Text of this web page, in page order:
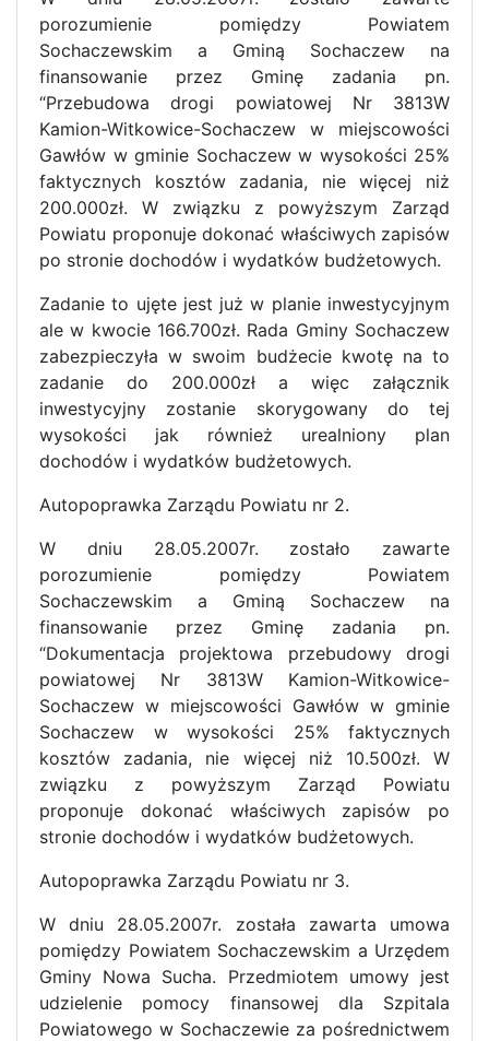
porozumienie pomiędzy Powiatem
Sochaczewskim a Gminą Sochaczew na
finansowanie przez Gminę zadania pn.
“Przebudowa drogi powiatowej Nr 3813W
Kamion-Witkowice-Sochaczew w miejscowości
Gawłów w gminie Sochaczew w wysokości 25%
faktycznych kosztów zadania, nie więcej niż
200.000zł. W związku z powyższym Zarząd
Powiatu proponuje dokonać właściwych zapisów
po stronie dochodów i wydatków budżetowych.
Zadanie to ujęte jest już w planie inwestycyjnym
ale w kwocie 166.700zł. Rada Gminy Sochaczew
zabezpieczyła w swoim budżecie kwotę na to
zadanie do 200.000zł a więc załącznik
inwestycyjny zostanie skorygowany do tej
wysokości jak również urealniony plan
dochodów i wydatków budżetowych.
Autopoprawka Zarządu Powiatu nr 2.
W dniu 28.05.2007r. zostało zawarte
porozumienie pomiędzy Powiatem
Sochaczewskim a Gminą Sochaczew na
finansowanie przez Gminę zadania pn.
“Dokumentacja projektowa przebudowy drogi
powiatowej Nr 3813W Kamion-Witkowice-
Sochaczew w miejscowości Gawłów w gminie
Sochaczew w wysokości 25% faktycznych
kosztów zadania, nie więcej niż 10.500zł. W
związku z powyższym Zarząd Powiatu
proponuje dokonać właściwych zapisów po
stronie dochodów i wydatków budżetowych.
Autopoprawka Zarządu Powiatu nr 3.
W dniu 28.05.2007r. została zawarta umowa
pomiędzy Powiatem Sochaczewskim a Urzędem
Gminy Nowa Sucha. Przedmiotem umowy jest
udzielenie pomocy finansowej dla Szpitala
Powiatowego w Sochaczewie za pośrednictwem